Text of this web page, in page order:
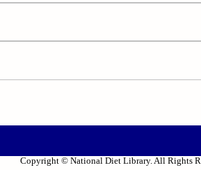
Copyright © National Diet Library. All Rights